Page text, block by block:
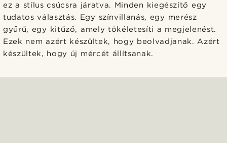
ez a stílus csúcsra járatva. Minden kiegészítő egy
tudatos választás. Egy színvillanás, egy merész
gyűrű, egy kitűző, amely tökéletesíti a megjelenést.
Ezek nem azért készültek, hogy beolvadjanak. Azért
készültek, hogy új mércét állítsanak.